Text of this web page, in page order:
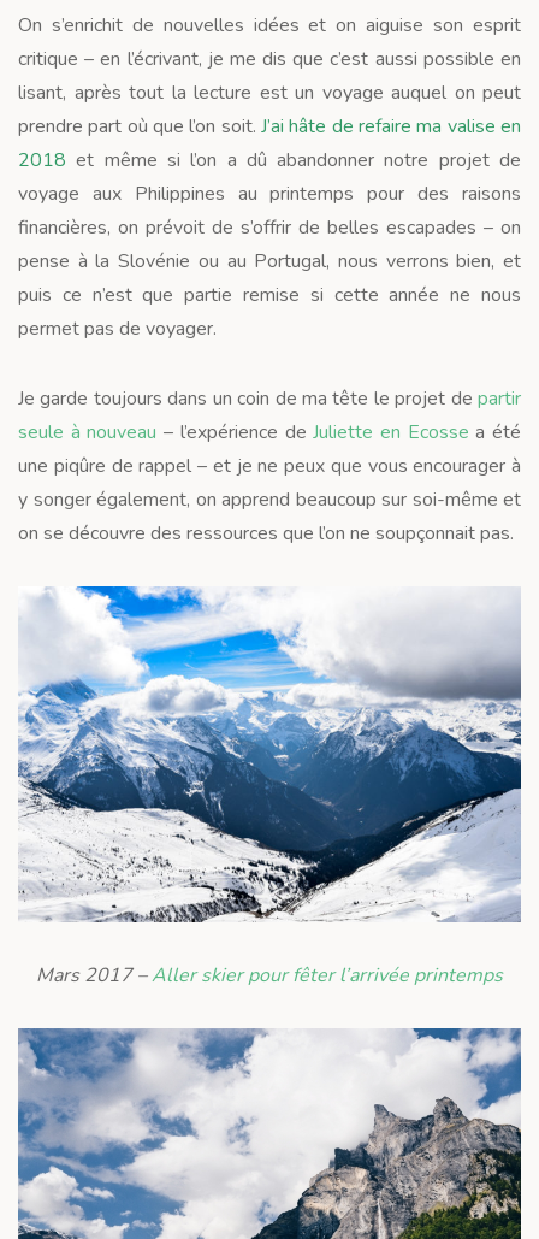
On s’enrichit de nouvelles idées et on aiguise son esprit
critique – en l’écrivant, je me dis que c’est aussi possible en
lisant, après tout la lecture est un voyage auquel on peut
prendre part où que l’on soit. J’ai hâte de refaire ma valise en
2018 et même si l’on a dû abandonner notre projet de
voyage aux Philippines au printemps pour des raisons
financières, on prévoit de s’offrir de belles escapades – on
pense à la Slovénie ou au Portugal, nous verrons bien, et
puis ce n’est que partie remise si cette année ne nous
permet pas de voyager.
Je garde toujours dans un coin de ma tête le projet de partir
seule à nouveau – l’expérience deJuliette en Ecosse a été
une piqûre de rappel – et je ne peux que vous encourager à
y songer également, on apprend beaucoup sur soi-même et
on se découvre des ressources que l’on ne soupçonnait pas.
Mars 2017 –Aller skier pour fêter l’arrivée printemps